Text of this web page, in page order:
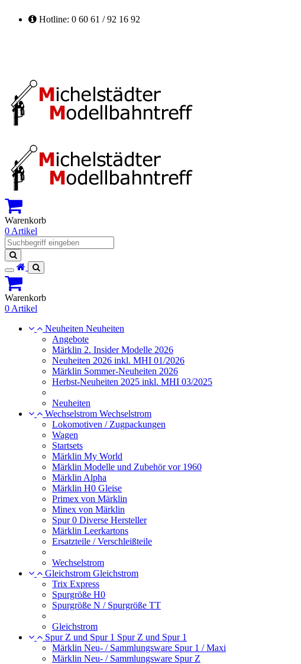
Hotline: 0 60 61 / 92 16 92
Warenkorb
0 Artikel
Suchen
Toggle
navigation
Warenkorb
0 Artikel
Neuheiten Neuheiten
Angebote
Märklin 2. Insider Modelle 2026
Neuheiten 2026 inkl. MHI 01/2026
Märklin Sommer-Neuheiten 2026
Herbst-Neuheiten 2025 inkl. MHI 03/2025
Neuheiten
Wechselstrom Wechselstrom
Lokomotiven / Zugpackungen
Wagen
Startsets
Märklin My World
Märklin Modelle und Zubehör vor 1960
Märklin Alpha
Märklin H0 Gleise
Primex von Märklin
Minex von Märklin
Spur 0 Diverse Hersteller
Märklin Leerkartons
Ersatzteile / Verschleißteile
Wechselstrom
Gleichstrom Gleichstrom
Trix Express
Spurgröße H0
Spurgröße N / Spurgröße TT
Gleichstrom
Spur Z und Spur 1 Spur Z und Spur 1
Märklin Neu- / Sammlungsware Spur 1 / Maxi
Märklin Neu- / Sammlungsware Spur Z